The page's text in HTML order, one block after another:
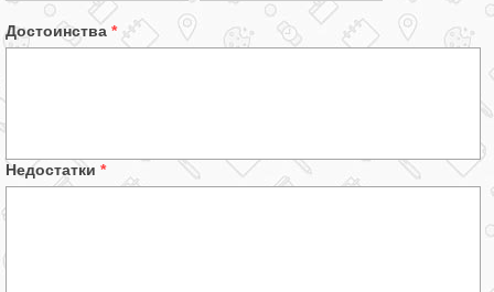
Достоинства *
Недостатки *